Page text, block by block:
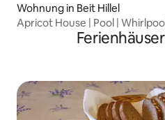
Wohnung in Beit Hillel
Apricot House | Pool |